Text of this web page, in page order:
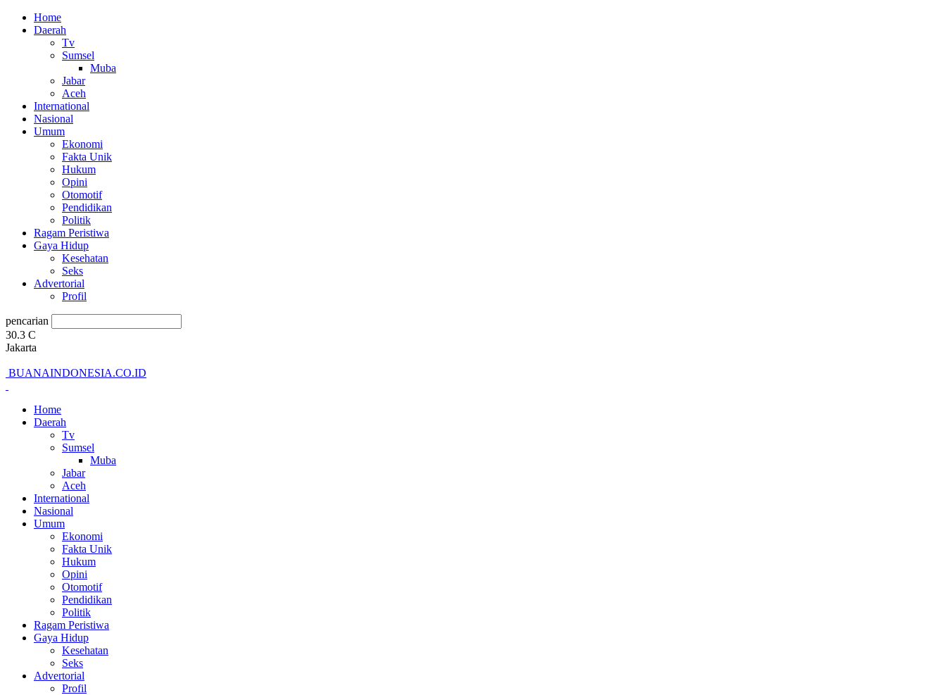
Home
Daerah
Tv
Sumsel
Muba
Jabar
Aceh
International
Nasional
Umum
Ekonomi
Fakta Unik
Hukum
Opini
Otomotif
Pendidikan
Politik
Ragam Peristiwa
Gaya Hidup
Kesehatan
Seks
Advertorial
Profil
pencarian
30.3 C
Jakarta
BUANAINDONESIA.CO.ID
Home
Daerah
Tv
Sumsel
Muba
Jabar
Aceh
International
Nasional
Umum
Ekonomi
Fakta Unik
Hukum
Opini
Otomotif
Pendidikan
Politik
Ragam Peristiwa
Gaya Hidup
Kesehatan
Seks
Advertorial
Profil